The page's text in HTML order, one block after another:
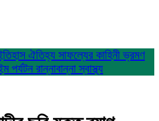
ঐতিহ্য সাফল্যের কাহিনীভ্রমণ
পর্যটন রান্নাবান্নাস্বাস্থ্য